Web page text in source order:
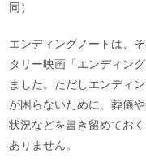
同）
エンディングノートは、
タリー映画「エンディン
ました。ただしエンディ
が困らないために、葬儀
状況などを書き留めてお
ありません。